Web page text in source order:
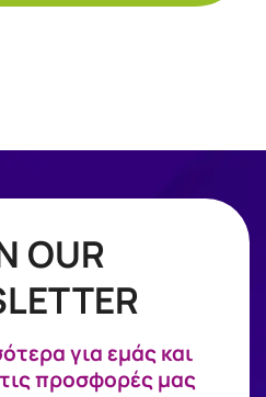
OUR
για εμάς και
προσφορές μας